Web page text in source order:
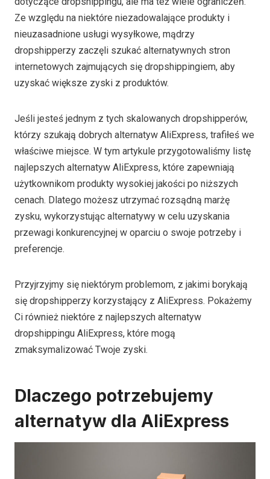
Ze względu na niektóre niezadowalające produkty i
nieuzasadnione usługi wysyłkowe, mądrzy
dropshipperzy zaczęli szukać alternatywnych stron
internetowych zajmujących się dropshippingiem, aby
uzyskać większe zyski z produktów.
Jeśli jesteś jednym z tych skalowanych dropshipperów,
którzy szukają dobrych alternatyw AliExpress, trafiłeś we
właściwe miejsce. W tym artykule przygotowaliśmy listę
najlepszych alternatyw AliExpress, które zapewniają
użytkownikom produkty wysokiej jakości po niższych
cenach. Dlatego możesz utrzymać rozsądną marżę
zysku, wykorzystując alternatywy w celu uzyskania
przewagi konkurencyjnej w oparciu o swoje potrzeby i
preferencje.
Przyjrzyjmy się niektórym problemom, z jakimi borykają
się dropshipperzy korzystający z AliExpress. Pokażemy
Ci również niektóre z najlepszych alternatyw
dropshippingu AliExpress, które mogą
zmaksymalizować Twoje zyski.
Dlaczego potrzebujemy
alternatyw dla AliExpress